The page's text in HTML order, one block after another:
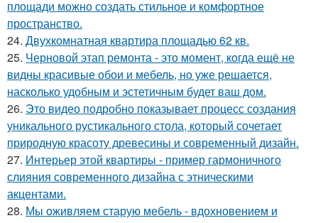
площади можно создать стильное и комфортное
пространство.
24. Двухкомнатная квартира площадью 62 кв.
25. Черновой этап ремонта - это момент, когда ещё не
видны красивые обои и мебель, но уже решается,
насколько удобным и эстетичным будет ваш дом.
26. Это видео подробно показывает процесс создания
уникального рустикального стола, который сочетает
природную красоту древесины и современный дизайн.
27. Интерьер этой квартиры - пример гармоничного
слияния современного дизайна с этническими
акцентами.
28. Мы оживляем старую мебель - вдохновением и